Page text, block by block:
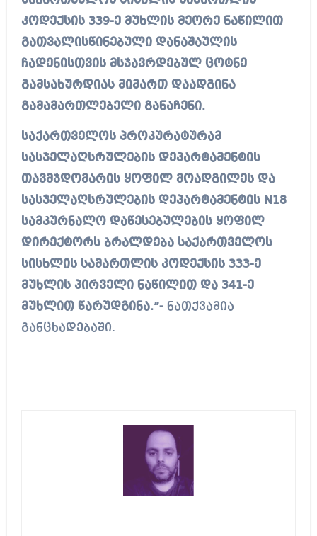
კოდექსის 339-ე მუხლის მეორე ნაწილით
გათვალისწინებული დანაშაულის
ჩადენისთვის მსჯავრდებულ ცოტნე
გამსახურდიას მიმართ დაადგინა
გამამართლებელი განაჩენი.
საქართველოს პროკურატურამ
სასჯელაღსრულების დეპარტამენტის
თავმჯდომარის ყოფილ მოადგილეს და
სასჯელაღსრულების დეპარტამენტის N18
სამკურნალო დაწესებულების ყოფილ
დირექტორს ბრალდება საქართველოს
სისხლის სამართლის კოდექსის 333-ე
მუხლის პირველი ნაწილით და 341-ე
მუხლით წარუდგინა.”- ნათქვამია
განცხადებაში.